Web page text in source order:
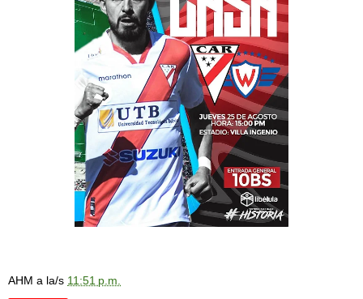
AHM a la/s 11:51 p.m.